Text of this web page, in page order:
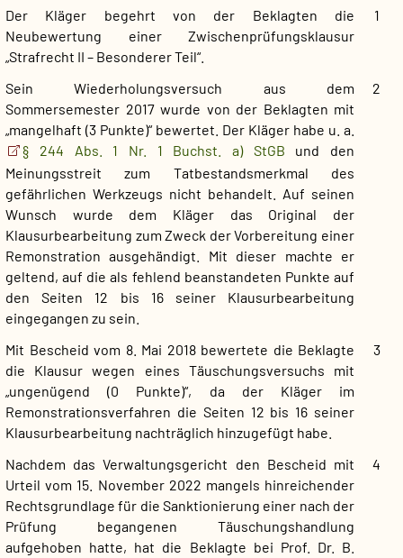
1
Der Kläger begehrt von der Beklagten die
Neubewertung einer Zwischenprüfungsklausur
„Strafrecht II – Besonderer Teil“.
2
Sein Wiederholungsversuch aus dem
Sommersemester 2017 wurde von der Beklagten mit
„mangelhaft (3 Punkte)“ bewertet. Der Kläger habe u. a.
§ 244 Abs. 1 Nr. 1 Buchst. a) StGB und den
Meinungsstreit zum Tatbestandsmerkmal des
gefährlichen Werkzeugs nicht behandelt. Auf seinen
Wunsch wurde dem Kläger das Original der
Klausurbearbeitung zum Zweck der Vorbereitung einer
Remonstration ausgehändigt. Mit dieser machte er
geltend, auf die als fehlend beanstandeten Punkte auf
den Seiten 12 bis 16 seiner Klausurbearbeitung
eingegangen zu sein.
3
Mit Bescheid vom 8. Mai 2018 bewertete die Beklagte
die Klausur wegen eines Täuschungsversuchs mit
„ungenügend (0 Punkte)“, da der Kläger im
Remonstrationsverfahren die Seiten 12 bis 16 seiner
Klausurbearbeitung nachträglich hinzugefügt habe.
4
Nachdem das Verwaltungsgericht den Bescheid mit
Urteil vom 15. November 2022 mangels hinreichender
Rechtsgrundlage für die Sanktionierung einer nach der
Prüfung begangenen Täuschungshandlung
aufgehoben hatte, hat die Beklagte bei Prof. Dr. B.